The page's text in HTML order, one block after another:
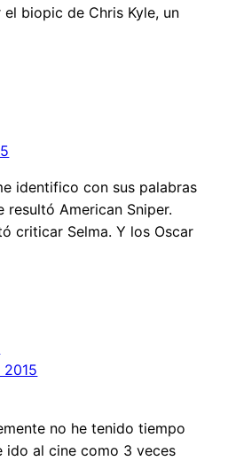
biopic de Chris Kyle, un
identifico con sus palabras
American Sniper.
criticar Selma. Y los Oscar
no he tenido tiempo
ido al cine como 3 veces